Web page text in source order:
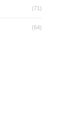
(71)
(64)